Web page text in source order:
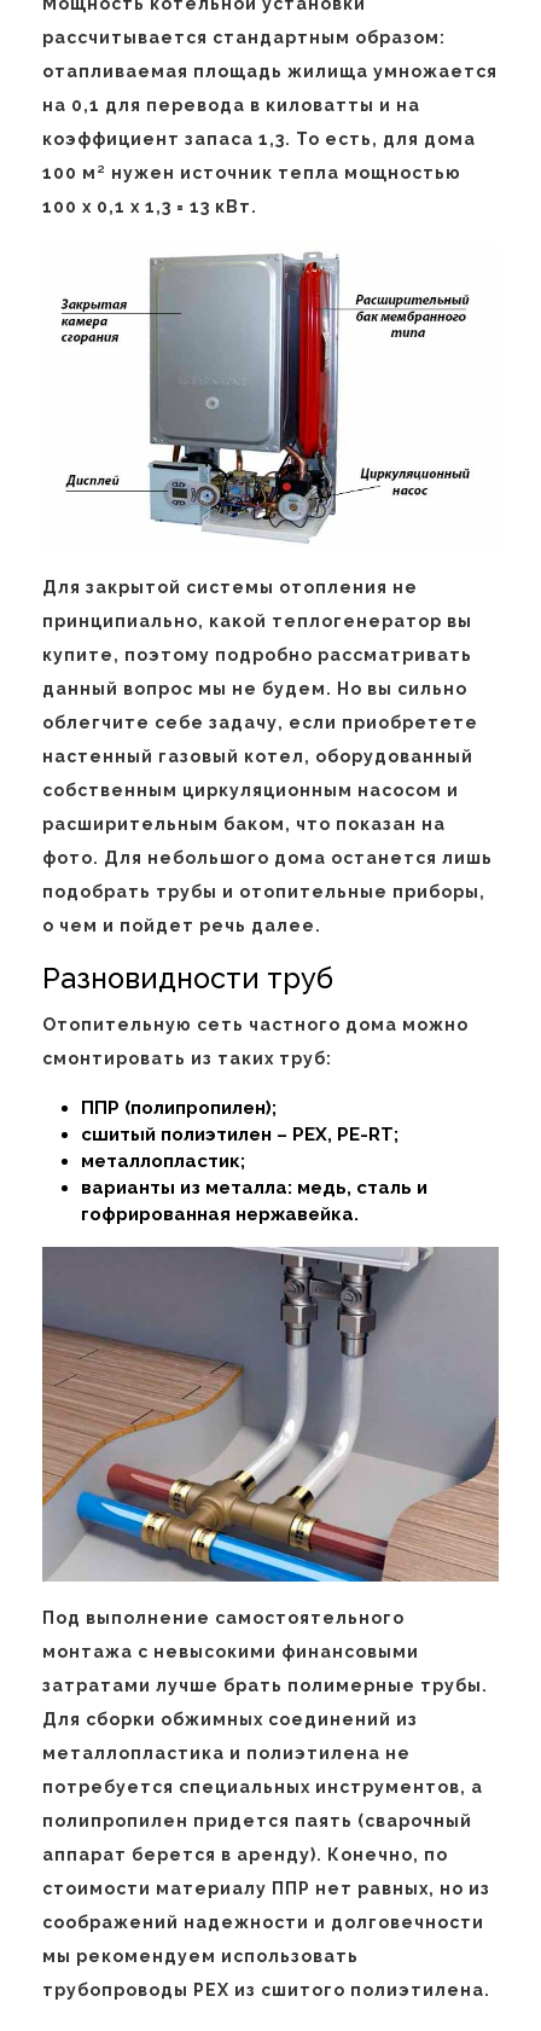
рассчитывается стандартным образом:
отапливаемая площадь жилища умножается
на 0,1 для перевода в киловатты и на
коэффициент запаса 1,3. То есть, для дома
100 м² нужен источник тепла мощностью
100 х 0,1 х 1,3 = 13 кВт.
Для закрытой системы отопления не
принципиально, какой теплогенератор вы
купите, поэтому подробно рассматривать
данный вопрос мы не будем. Но вы сильно
облегчите себе задачу, если приобретете
настенный газовый котел, оборудованный
собственным циркуляционным насосом и
расширительным баком, что показан на
фото. Для небольшого дома останется лишь
подобрать трубы и отопительные приборы,
о чем и пойдет речь далее.
Разновидности труб
Отопительную сеть частного дома можно
смонтировать из таких труб:
ППР (полипропилен);
сшитый полиэтилен – PEX, PE-RT;
металлопластик;
варианты из металла: медь, сталь и
гофрированная нержавейка.
Под выполнение самостоятельного
монтажа с невысокими финансовыми
затратами лучше брать полимерные трубы.
Для сборки обжимных соединений из
металлопластика и полиэтилена не
потребуется специальных инструментов, а
полипропилен придется паять (сварочный
аппарат берется в аренду). Конечно, по
стоимости материалу ППР нет равных, но из
соображений надежности и долговечности
мы рекомендуем использовать
трубопроводы PEX из сшитого полиэтилена.